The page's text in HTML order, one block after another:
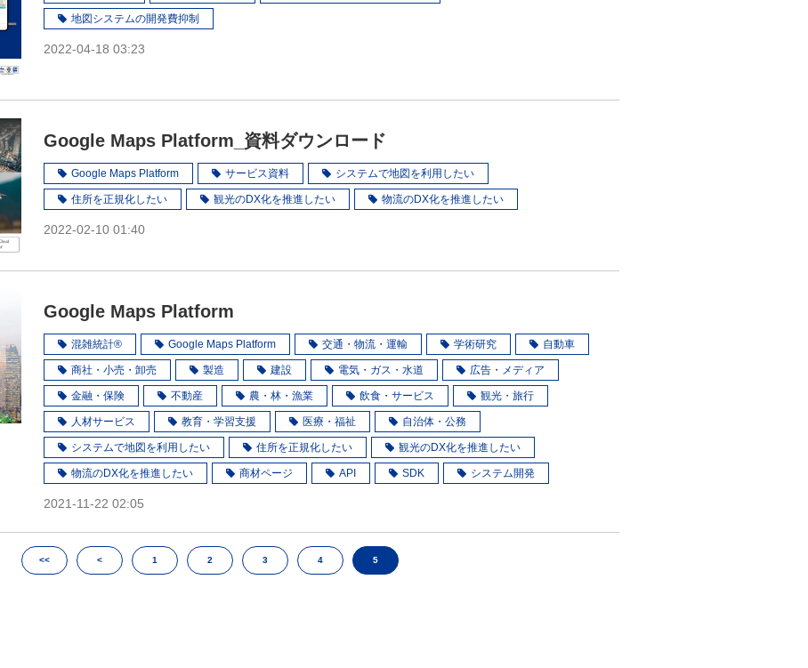
地図システムの開発費抑制
2022-04-18 03:23
Google Maps Platform_資料ダウンロード
Google Maps Platform サービス資料 システムで地図を利用したい
住所を正規化したい 観光のDX化を推進したい 物流のDX化を推進したい
2022-02-10 01:40
Google Maps Platform
混雑統計® Google Maps Platform 交通・物流・運輸 学術研究 自動車
商社・小売・卸売 製造 建設 電気・ガス・水道 広告・メディア
金融・保険 不動産 農・林・漁業 飲食・サービス 観光・旅行
人材サービス 教育・学習支援 医療・福祉 自治体・公務
システムで地図を利用したい 住所を正規化したい 観光のDX化を推進したい
物流のDX化を推進したい 商材ページ API SDK システム開発
2021-11-22 02:05
<< < 1 2 3 4 5